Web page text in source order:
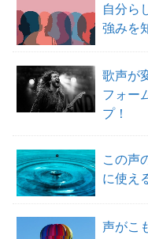
自分ら
強みを
歌声が
フォー
プ！
この声
に使え
声がこ